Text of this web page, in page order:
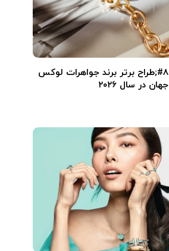
&#8220;۱۵&#8221;طراح برتر برند جواهرات لوکس
جهان در سال ۲۰۲۶